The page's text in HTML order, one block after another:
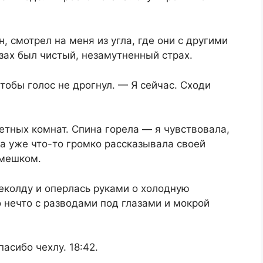
на меня из угла, где они с другими
был чистый, незамутненный страх.
голос не дрогнул. — Я сейчас. Сходи
комнат. Спина горела — я чувствовала,
что-то громко рассказывала своей
и оперлась руками о холодную
с разводами под глазами и мокрой
чехлу. 18:42.